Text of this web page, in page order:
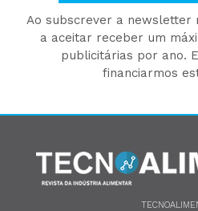
Ao subscrever a newsletter
a aceitar receber um
publicitárias por ano.
financiarmos